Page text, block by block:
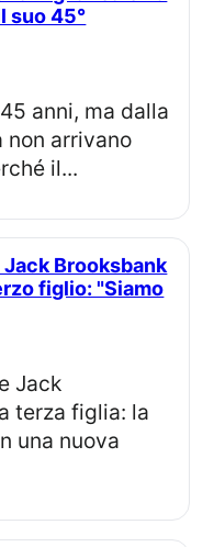
suo 45°
arrivano
il...
figlio: "Siamo
terza figlia: la
una nuova